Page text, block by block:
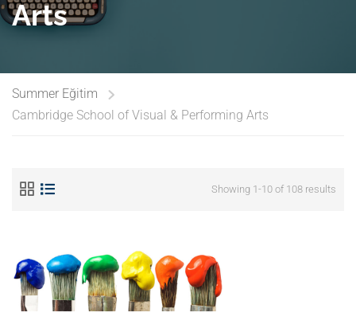
Arts
Summer Eğitim
Cambridge School of Visual & Performing Arts
Showing 1-10 of 108 results